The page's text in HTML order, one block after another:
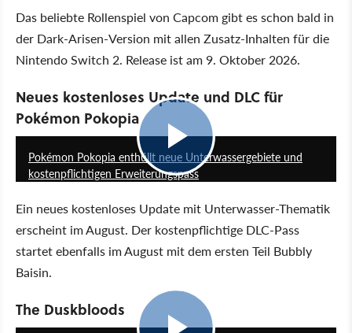
Das beliebte Rollenspiel von Capcom gibt es schon bald in
der Dark-Arisen-Version mit allen Zusatz-Inhalten für die
Nintendo Switch 2. Release ist am 9. Oktober 2026.
Neues kostenloses Update und DLC für
Pokémon Pokopia
Pokémon Pokopia enthüllt neue Unterwassergebiete und
kostenpflichtigen Erweiterungspass
Ein neues kostenloses Update mit Unterwasser-Thematik
erscheint im August. Der kostenpflichtige DLC-Pass
startet ebenfalls im August mit dem ersten Teil Bubbly
Baisin.
The Duskbloods